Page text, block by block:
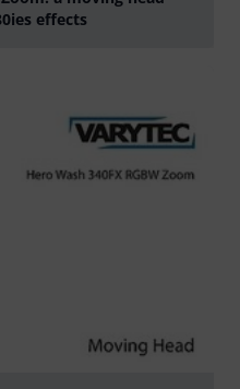
effects